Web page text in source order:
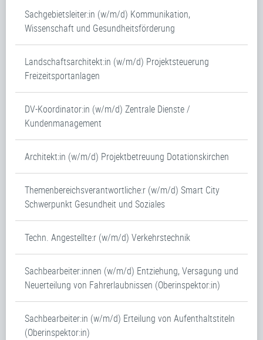
Sachgebietsleiter:in (w/m/d) Kommunikation,
Wissenschaft und Gesundheitsförderung
Landschaftsarchitekt:in (w/m/d) Projektsteuerung
Freizeitsportanlagen
DV-Koordinator:in (w/m/d) Zentrale Dienste /
Kundenmanagement
Architekt:in (w/m/d) Projektbetreuung Dotationskirchen
Themenbereichsverantwortliche:r (w/m/d) Smart City
Schwerpunkt Gesundheit und Soziales
Techn. Angestellte:r (w/m/d) Verkehrstechnik
Sachbearbeiter:innen (w/m/d) Entziehung, Versagung und
Neuerteilung von Fahrerlaubnissen (Oberinspektor:in)
Sachbearbeiter:in (w/m/d) Erteilung von Aufenthaltstiteln
(Oberinspektor:in)